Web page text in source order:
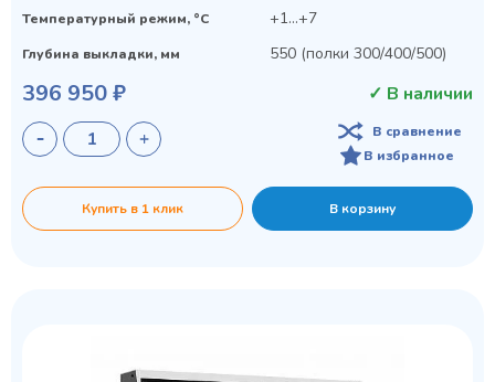
Температурный режим, °C +1...+7
Глубина выкладки, мм 550 (полки 300/400/500)
396 950 ₽ ✓ В наличии
В сравнение
В избранное
Купить в 1 клик В корзину